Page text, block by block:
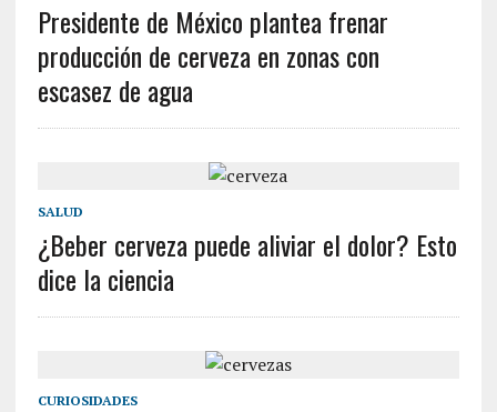
Presidente de México plantea frenar
producción de cerveza en zonas con
escasez de agua
SALUD
¿Beber cerveza puede aliviar el dolor? Esto
dice la ciencia
CURIOSIDADES